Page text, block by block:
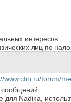
интересов:
лиц по
www.cfin.ru/forum/
сообщений
Nadina,